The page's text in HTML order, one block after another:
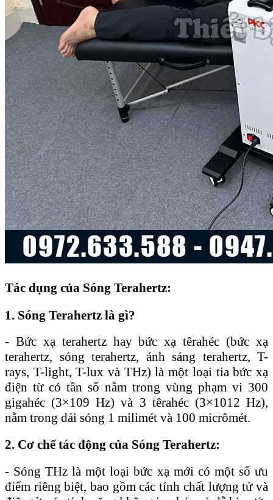
Tác dụng của Sóng Terahertz:
1. Sóng Terahertz là gì?
- Bức xạ terahertz hay bức xạ têrahéc (bức xạ
terahertz, sóng terahertz, ánh sáng terahertz, T-
rays, T-light, T-lux và THz) là một loại tia bức xạ
điện từ có tần số nằm trong vùng phạm vi 300
gigahéc (3×109 Hz) và 3 têrahéc (3×1012 Hz),
nằm trong dải sóng 1 milimét và 100 micrômét.
2. Cơ chế tác động của Sóng Terahertz:
- Sóng THz là một loại bức xạ mới có một số ưu
điểm riêng biệt, bao gồm các tính chất lượng tử và